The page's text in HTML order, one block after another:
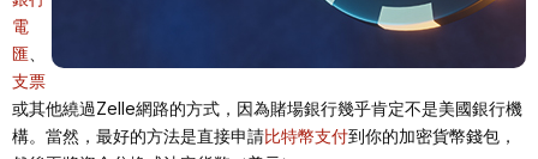
電
匯
支票
或其他繞過Zelle網路的方式，因為賭場銀行幾乎肯定不是美國銀行機
構。當然，最好的方法是直接申請比特幣支付到你的加密貨幣錢包，